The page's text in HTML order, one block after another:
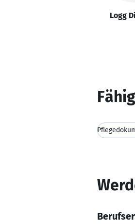
Logg